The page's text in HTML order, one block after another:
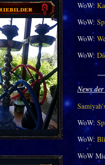
WoW:
WoW:
WoW:
WoW:
News
WoW:
WoW:
WoW